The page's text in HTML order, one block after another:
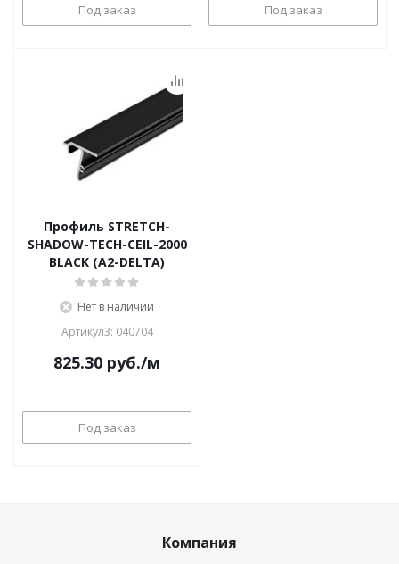
Под заказ Под заказ
Профиль STRETCH-
SHADOW-TECH-CEIL-2000
BLACK (A2-DELTA)
Нет в наличии
Артикул3: 040704
825.30 руб./м
Под заказ
Компания